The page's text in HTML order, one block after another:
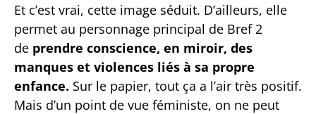
Et c’est vrai, cette image séduit. D’ailleurs, elle
permet au personnage principal de Bref 2
de prendre conscience, en miroir, des
manques et violences liés à sa propre
enfance. Sur le papier, tout ça a l’air très positif.
Mais d’un point de vue féministe, on ne peut